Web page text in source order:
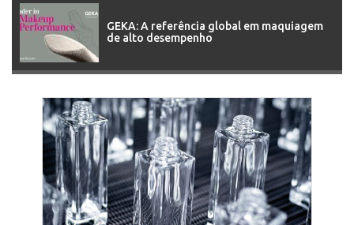
GEKA: A referência global em maquiagem
de alto desempenho